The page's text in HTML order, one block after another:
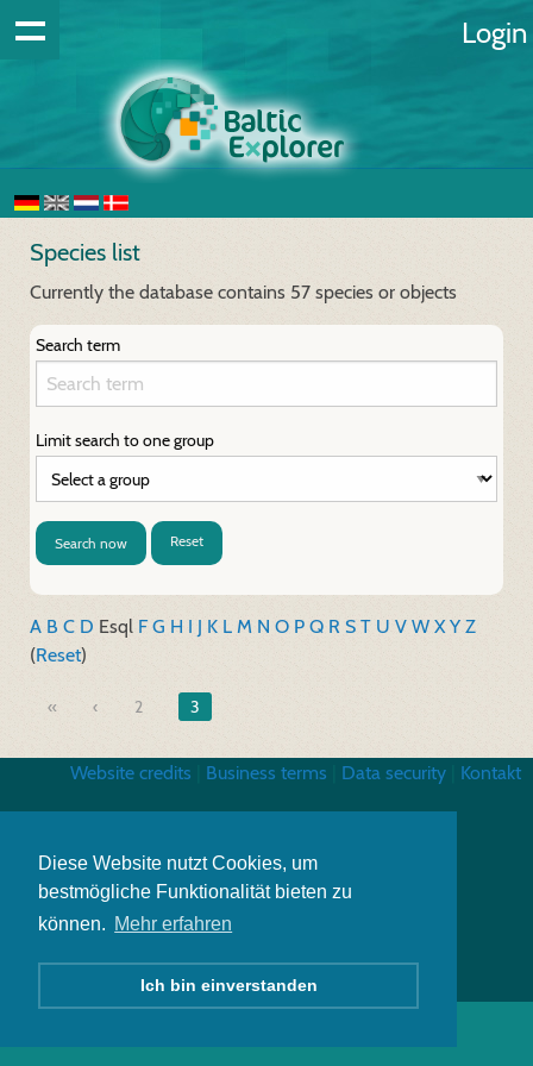
Diese Website nutzt Cookies, um
bestmögliche Funktionalität bieten zu
können. Mehr erfahren
Ich bin einverstanden
Login
Species list
Currently the database contains 57 species or objects
Search term
Limit search to one group
Search now Reset
A B C D Esql FG H I J K L M N O P Q R S T U V W XY Z
(Reset)
« 2 3
Website credits Business terms Data security Kontakt